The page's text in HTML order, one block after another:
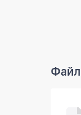
Файл